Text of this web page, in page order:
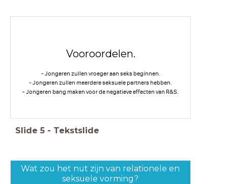
Vooroordelen.
- Jongeren zullen vroeger aan seks beginnen.
- Jongeren zullen meerdere seksuele partners hebben.
- Jongeren bang maken voor de negatieve effecten van R&S.
Slide 5 - Tekstslide
Wat zou het nut zijn van relationele en
seksuele vorming?